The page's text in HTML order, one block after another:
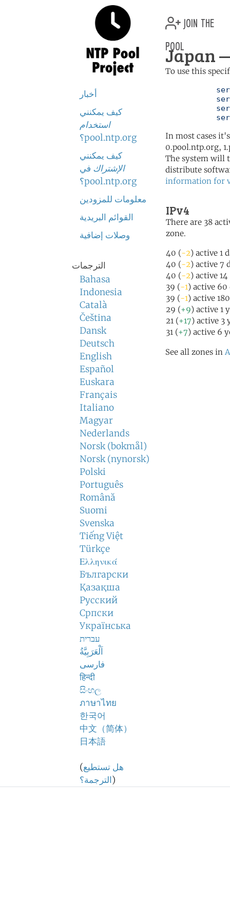
أخبار
كيف يمكنني
استخدام
pool.ntp.org؟
كيف يمكنني
الإشتراك في
pool.ntp.org؟
معلومات للمزودين
القوائم البريدية
وصلات إضافية
الترجمات
Bahasa
Indonesia
Català
Čeština
Dansk
Deutsch
English
Español
Euskara
Français
Italiano
Magyar
Nederlands
Norsk (bokmål)
Norsk (nynorsk)
Polski
Português
Română
Suomi
Svenska
Tiếng Việt
Türkçe
Ελληνικά
Български
Қазақша
Русский
Српски
Українська
עברית
اَلْعَرَبِيَّةُ
فارسی
हिन्दी
සිංහල
ภาษาไทย
한국어
中文（简体）
日本語
(هل تستطيع
الترجمة؟)
join the
pool
Japan
To use this
In most cases
0.pool.ntp.org,
The system will
distribute
information for
IPv4
There are 38
zone.
40 (-2) active 1
40 (-2) active 7
40 (-2) active
39 (-1) active 60
39 (-1) active
29 (+9) active 1
21 (+17) active 3
31 (+7) active 6
See all zones in